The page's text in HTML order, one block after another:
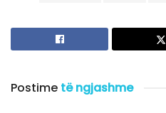
Postime të ngjashme